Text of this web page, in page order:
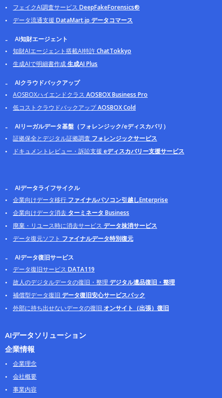
フェイクAI調査サービス DeepFakeForensics®
データ流通支援 DataMart.jp データコマース
AI知財エージェント
知財AIエージェント搭載AI特許ChatTokkyo
生成AIで明細書作成生成AI Plus
AIクラウドバックアップ
AOSBOXハイエンドクラス AOSBOX Business Pro
低コストクラウドバックアップAOSBOX Cold
AIリーガルデータ基盤（フォレンジック/eディスカバリ）
証拠保全とデジタル証拠調査 フォレンジックサービス
ドキュメントレビュー・訴訟支援 eディスカバリー支援サービス
AIデータライフサイクル
企業向けデータ移行 ファイナルパソコン引越しEnterprise
企業向けデータ消去 ターミネータ Business
廃棄・リユース時に消去サービス データ抹消サービス
データ復元ソフト ファイナルデータ特別復元
AIデータ復旧サービス
データ復旧サービス DATA119
故人のデジタルデータの復旧・整理 デジタル遺品復旧・整理
補償型データ復旧 データ復旧安心サービスパック
外部に持ち出せないデータの復旧 オンサイト（出張）復旧
AIデータソリューション
企業情報
企業理念
会社概要
事業内容